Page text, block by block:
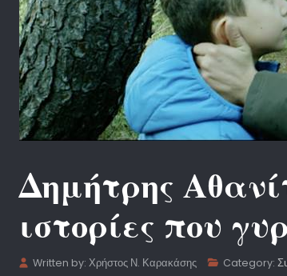
Δημήτρης
ιστορίες που
Written by:Χρήστος Ν. Καρακάσης Category: